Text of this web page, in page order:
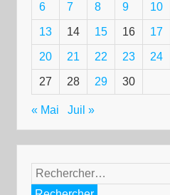
6 7 8 9 10
13 14 15 16 17
20 21 22 23 24
27 28 29 30
« Mai Juil »
Rechercher :